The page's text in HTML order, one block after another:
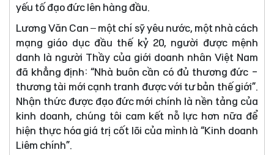
yếu tố đạo đức lên hàng đầu.
Lương Văn Can – một chí sỹ yêu nước, một nhà cách
mạng giáo dục đầu thế kỷ 20, người được mệnh
danh là người Thầy của giới doanh nhân Việt Nam
đã khẳng định: “Nhà buôn cần có đủ thương đức -
thương tài mới cạnh tranh được với tư bản thế giới”.
Nhận thức được đạo đức mới chính là nền tảng của
kinh doanh, chúng tôi cam kết nỗ lực hơn nữa để
hiện thực hóa giá trị cốt lõi của mình là “Kinh doanh
Liêm chính”.